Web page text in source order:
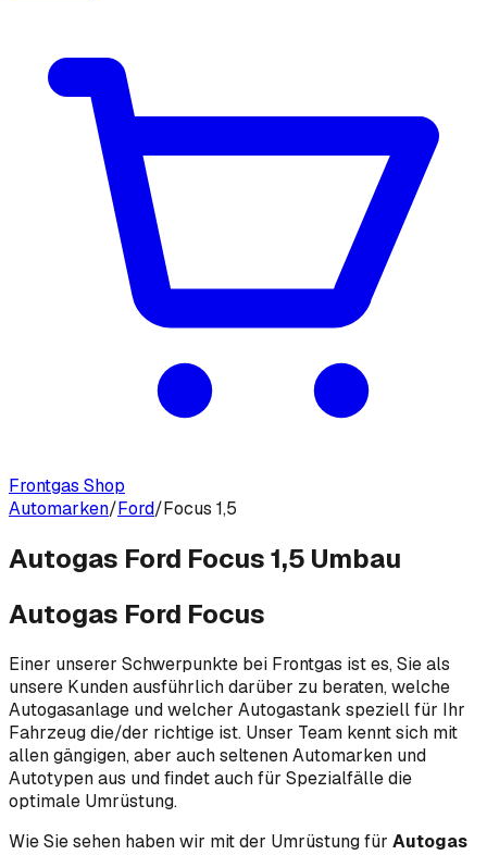
Frontgas Shop
Automarken/Ford/Focus 1,5
Autogas Ford Focus 1,5 Umbau
Autogas Ford Focus
Einer unserer Schwerpunkte bei Frontgas ist es, Sie als
unsere Kunden ausführlich darüber zu beraten, welche
Autogasanlage und welcher Autogastank speziell für Ihr
Fahrzeug die/der richtige ist. Unser Team kennt sich mit
allen gängigen, aber auch seltenen Automarken und
Autotypen aus und findet auch für Spezialfälle die
optimale Umrüstung.
Wie Sie sehen haben wir mit der Umrüstung für Autogas